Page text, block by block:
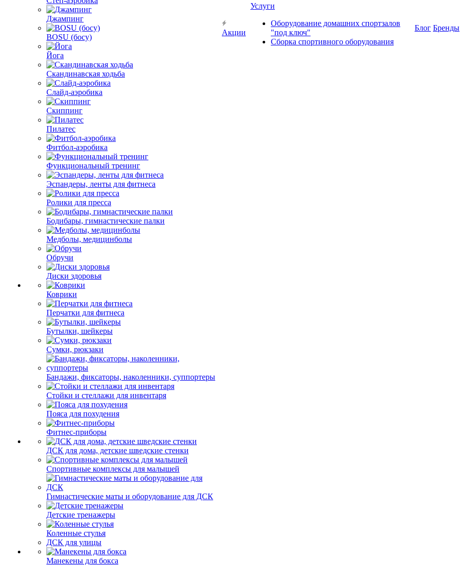
Джампинг
BOSU (босу)
Йога
Скандинавская ходьба
Слайд-аэробика
Скиппинг
Пилатес
Фитбол-аэробика
Функциональный тренинг
Эспандеры, ленты для фитнеса
Ролики для пресса
Бодибары, гимнастические палки
Медболы, медицинболы
Обручи
Диски здоровья
Коврики
Перчатки для фитнеса
Бутылки, шейкеры
Сумки, рюкзаки
Бандажи, фиксаторы, наколенники, суппортеры
Стойки и стеллажи для инвентаря
Пояса для похудения
Фитнес-приборы
ДСК для дома, детские шведские стенки
Спортивные комплексы для малышей
Гимнастические маты и оборудование для ДСК
Детские тренажеры
Коленные стулья
ДСК для улицы
Манекены для бокса
Акции
Услуги
Оборудование домашних спортзалов
"под ключ"
Сборка спортивного оборудования
Блог Бренды